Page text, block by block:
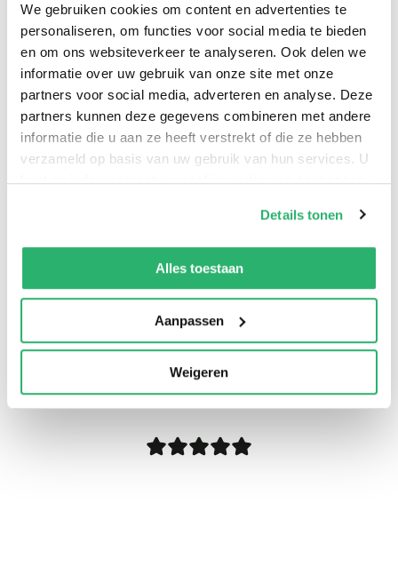
We gebruiken cookies om content en advertenties te
personaliseren, om functies voor social media te bieden
en om ons websiteverkeer te analyseren. Ook delen we
informatie over uw gebruik van onze site met onze
partners voor social media, adverteren en analyse. Deze
partners kunnen deze gegevens combineren met andere
informatie die u aan ze heeft verstrekt of die ze hebben
verzameld op basis van uw gebruik van hun services. U
kunt op ieder moment uw cookievoorkeuren aanpassen
We werken samen met13 derdendie uw gegevens
kunnen ontvangen en verwerken.
Details tonen
Alles toestaan
Aanpassen
Weigeren
droomplek. Bekijk alle acceptanten hier:
www.kluscadeau.nl. Je ontvangt je digitale kaart binnen
enkele minuten na betaling van je bestelling.